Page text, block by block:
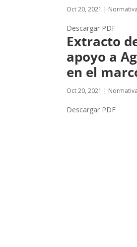
Oct 20, 2021 |
Descargar PDF
Extracto
apoyo a
en el
Oct 20, 2021 |
Descargar PDF